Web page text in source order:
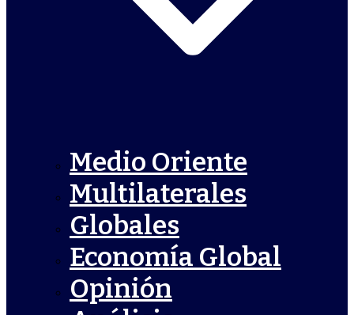
Medio Oriente
Multilaterales
Globales
Economía Global
Opinión